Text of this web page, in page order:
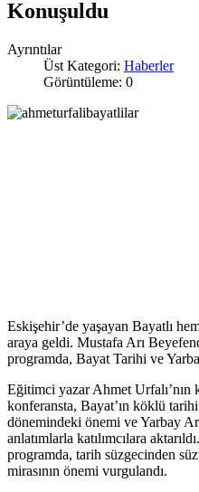
Konuşuldu
Ayrıntılar
Üst Kategori: Haberler
Görüntüleme: 0
Eskişehir’de yaşayan Bayatlı
araya geldi. Mustafa Arı
programda, Bayat Tarihi ve
Eğitimci yazar Ahmet Urfalı’nın
konferansta, Bayat’ın köklü
dönemindeki önemi ve Yarbay
anlatımlarla katılımcılara
programda, tarih süzgecinden
mirasının önemi vurgulandı.